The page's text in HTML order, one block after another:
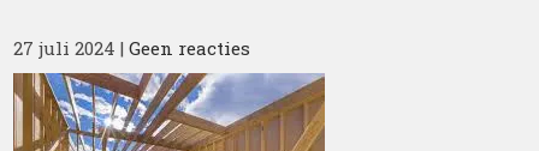
27 juli 2024 |Geen reacties